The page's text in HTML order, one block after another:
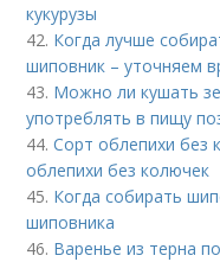
кукурузы
42. Когда лучше
шиповник – уточняем
43. Можно ли кушать
употреблять в пищу
44.Сорт облепихи без
облепихи без колючек
45. Когда собирать
шиповника
46. Варенье из терна